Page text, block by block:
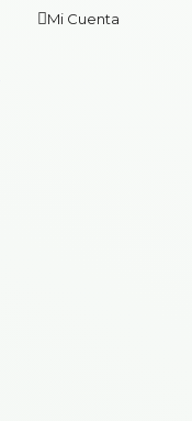
Mi Cuenta